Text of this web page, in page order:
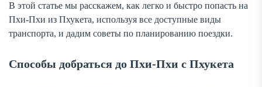
В этой статье мы расскажем, как легко и быстро попасть на
Пхи-Пхи из Пхукета, используя все доступные виды
транспорта, и дадим советы по планированию поездки.
Способы добраться до Пхи-Пхи с Пхукета